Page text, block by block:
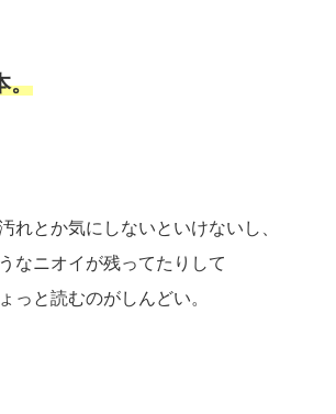
。
れとか気にしないといけないし、
なニオイが残ってたりして
っと読むのがしんどい。